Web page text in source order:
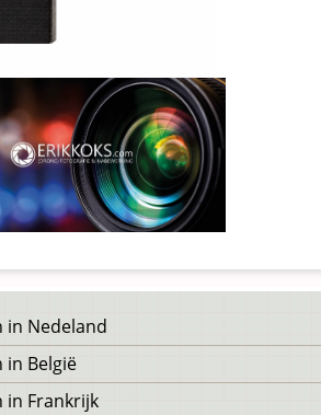
in Nedeland
in België
in Frankrijk